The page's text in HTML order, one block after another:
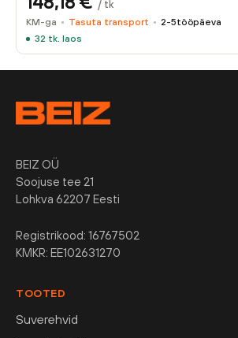
/ tk
KM-ga Tasuta transport 2-5tööpäeva
32 tk. laos
BEIZ OÜ
Soojuse tee 21
Lohkva 62207 Eesti
Registrikood: 16767502
KMKR: EE102631270
TOOTED
Suverehvid